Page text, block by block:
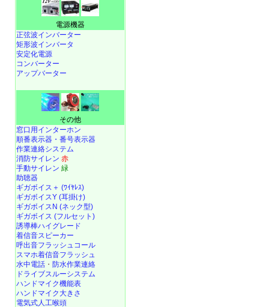
電源機器
正弦波インバーター
矩形波インバータ
安定化電源
コンバーター
アップバーター
その他
窓口用インターホン
順番表示器・番号表示器
作業連絡システム
消防サイレン 赤
手動サイレン 緑
助聴器
ギガボイス＋ (ﾜｲﾔﾚｽ)
ギガボイスY (耳掛け)
ギガボイスN (ネック型)
ギガボイス (フルセット)
誘導棒ハイグレード
着信音スピーカー
呼出音フラッシュコール
スマホ着信音フラッシュ
水中電話 ・ 防水作業連絡
ドライブスルーシステム
ハンドマイク機能表
ハンドマイク大きさ
電気式人工喉頭